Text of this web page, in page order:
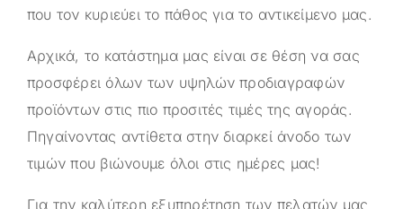
που τον κυριεύει το πάθος για το αντικείμενο μας.
Αρχικά, το κατάστημα μας είναι σε θέση να σας
προσφέρει όλων των υψηλών προδιαγραφών
προϊόντων στις πιο προσιτές τιμές της αγοράς.
Πηγαίνοντας αντίθετα στην διαρκεί άνοδο των
τιμών που βιώνουμε όλοι στις ημέρες μας!
Για την καλύτερη εξυπηρέτηση των πελατών μας